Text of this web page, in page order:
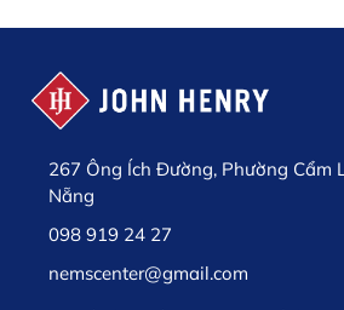
267 Ông Ích Đường, Phường Cẩm
Nẵng
098 919 24 27
nemscenter@gmail.com